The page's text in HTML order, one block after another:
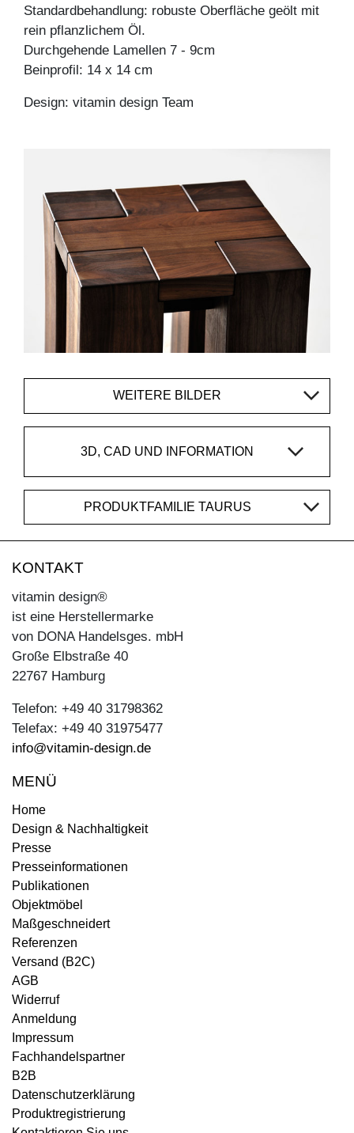
Standardbehandlung: robuste Oberfläche geölt mit
rein pflanzlichem Öl.
Durchgehende Lamellen 7 - 9cm
Beinprofil: 14 x 14 cm
Design: vitamin design Team
WEITERE BILDER
3D, CAD UND INFORMATION
PRODUKTFAMILIE TAURUS
KONTAKT
vitamin design®
ist eine Herstellermarke
von DONA Handelsges. mbH
Große Elbstraße 40
22767 Hamburg
Telefon: +49 40 31798362
Telefax: +49 40 31975477
info@vitamin-design.de
MENÜ
Home
Design & Nachhaltigkeit
Presse
Presseinformationen
Publikationen
Objektmöbel
Maßgeschneidert
Referenzen
Versand (B2C)
AGB
Widerruf
Anmeldung
Impressum
Fachhandelspartner
B2B
Datenschutzerklärung
Produktregistrierung